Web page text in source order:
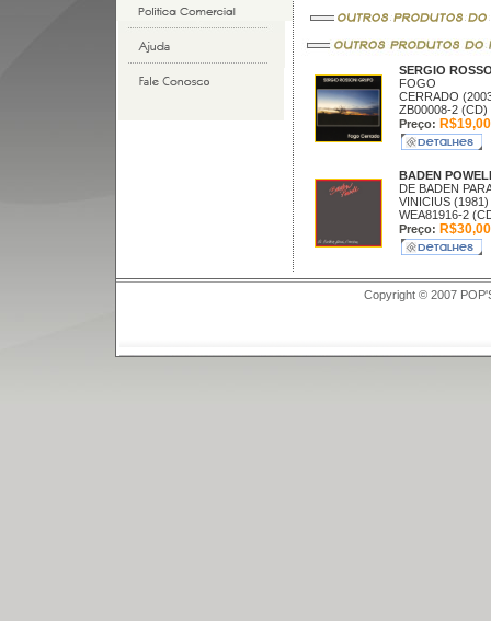
SERGIO
FOGO
CERRADO
ZB00008-2 (CD)
Preço: R$19,00
BADEN
DE BADEN PARA
VINICIUS (1981)
WEA81916-2
Preço: R$30,00
Copyright © 2007